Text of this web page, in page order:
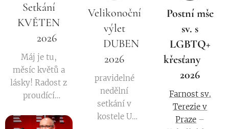
Setkání
KVĚTEN
🌼 2026
Máj je tu,
měsíc květů a
lásky! Radost z
proudící
a barev
Velikonoční
výlet
🚶‍♂️‍➡️DUBEN
2026
pravidelné
nedělní
setkání v
kostele U
Postní mše
sv. s
LGBTQ+
křesťany 🌈
2026
Farnost sv.
Terezie v
Praze –